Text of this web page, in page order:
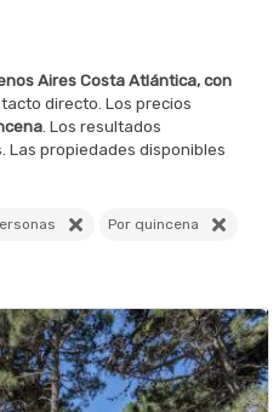
Aires Costa Atlántica, con
directo. Los precios
. Los resultados
Las propiedades disponibles
Por quincena